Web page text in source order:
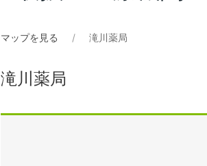
マップを見る 滝川薬局
滝川薬局